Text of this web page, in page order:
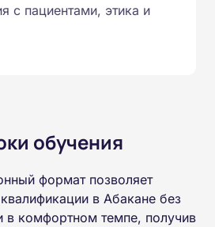
с пациентами, этика и
обучения
формат позволяет
в Абакане без
в комфортном темпе, получив